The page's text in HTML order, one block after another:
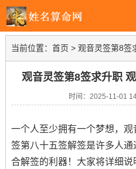
当前位置： 首页 > 观音灵签第8签
观音灵签第8签求升职
时间：2025-11-01
一个人至少拥有一个梦想，
签第八十五签解签是许多人
合解签的利器！大家将详细